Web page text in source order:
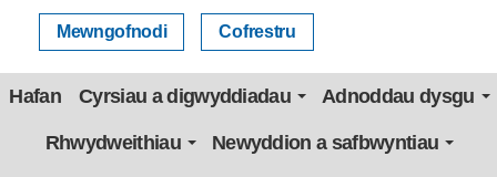
Mewngofnodi Cofrestru
Hafan Cyrsiau a digwyddiadau Adnoddau dysgu
Rhwydweithiau Newyddion a safbwyntiau